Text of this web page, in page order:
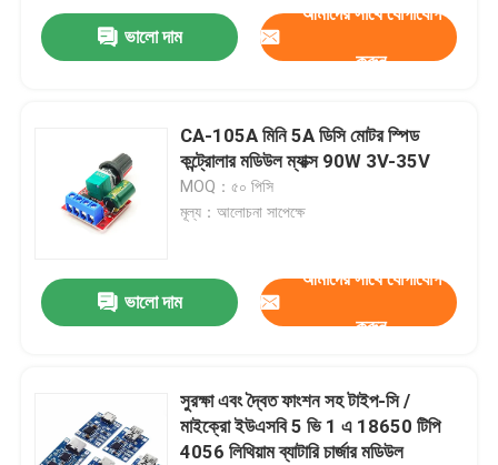
ভালো দাম
আমাদের সাথে যোগাযোগ
করুন
CA-105A মিনি 5A ডিসি মোটর স্পিড
কন্ট্রোলার মডিউল ম্যাক্স 90W 3V-35V
MOQ：৫০ পিসি
মূল্য：আলোচনা সাপেক্ষে
ভালো দাম
আমাদের সাথে যোগাযোগ
করুন
সুরক্ষা এবং দ্বৈত ফাংশন সহ টাইপ-সি /
মাইক্রো ইউএসবি 5 ভি 1 এ 18650 টিপি
4056 লিথিয়াম ব্যাটারি চার্জার মডিউল